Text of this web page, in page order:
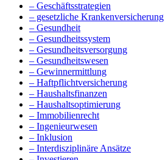
– Geschäftsstrategien
– gesetzliche Krankenversicherung
– Gesundheit
– Gesundheitssystem
– Gesundheitsversorgung
– Gesundheitswesen
– Gewinnermittlung
– Haftpflichtversicherung
– Haushaltsfinanzen
– Haushaltsoptimierung
– Immobilienrecht
– Ingenieurwesen
– Inklusion
– Interdisziplinäre Ansätze